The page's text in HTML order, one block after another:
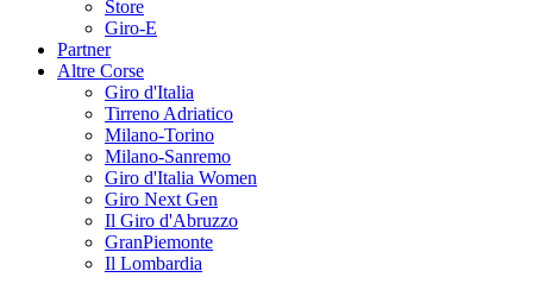
Store
Giro-E
Partner
Altre Corse
Giro d'Italia
Tirreno Adriatico
Milano-Torino
Milano-Sanremo
Giro d'Italia Women
Giro Next Gen
Il Giro d'Abruzzo
GranPiemonte
Il Lombardia